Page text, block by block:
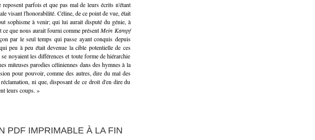
parfois et que pas mal de leurs écrits n'étant
visant l'honorabilité. Céline, de ce point de vue, était
sophisme à venir; qui lui aurait disputé du génie, à
que nous aurait fourni comme présentMein Kampf
par le seul temps qui passe ayant conquis depuis
peu à peu était devenue la cible potentielle de ces
noyaient les différences et toute forme de hiérarchie
miteuses parodies céliniennes dans des hymnes à la
pour pouvoir, comme des autres, dire du mal des
ni que, disposant de ce droit d'en dire du
leurs coups. »
PDF IMPRIMABLE À LA FIN